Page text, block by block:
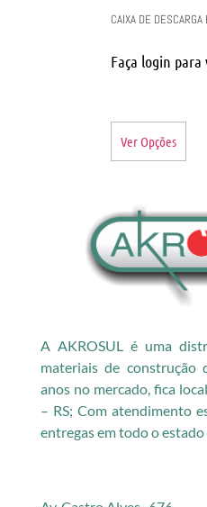
CAIXA DE
Faça login para
Ver Opções
A AKROSUL é uma
materiais de
anos no mercado, fica
– RS; Com atendimento
entregas em todo o